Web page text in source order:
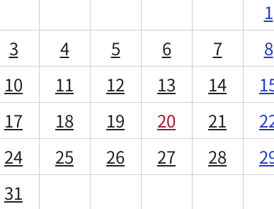
1
3 4 5 6 7
8
10 11 12 13 14
17 18 19 20 21
24 25 26 27 28
31